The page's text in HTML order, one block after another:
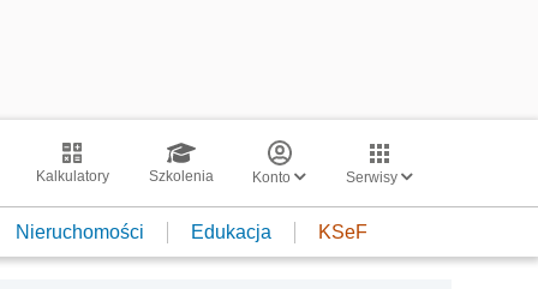
Kalkulatory Szkolenia Konto Serwisy
Nieruchomości Edukacja KSeF